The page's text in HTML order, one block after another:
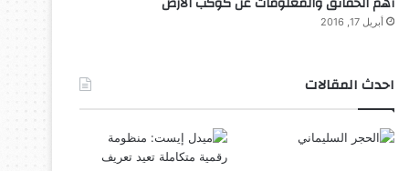
أبريل 17, 2016
احدث المقالات